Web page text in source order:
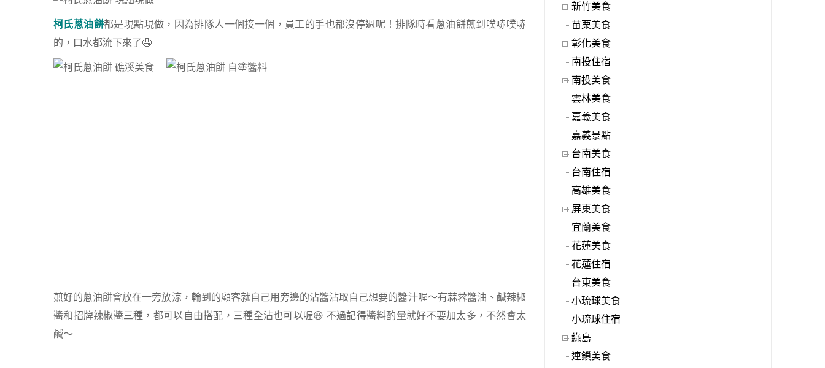
柯氏蔥油餅都是現點現做，因為排隊人一個接一個，員工的手也都沒停過呢！排隊時看蔥油餅煎到噗哧噗哧
的，口水都流下來了🤤
煎好的蔥油餅會放在一旁放涼，輪到的顧客就自己用旁邊的沾醬沾取自己想要的醬汁喔～有蒜蓉醬油、鹹辣椒
醬和招牌辣椒醬三種，都可以自由搭配，三種全沾也可以喔😆 不過記得醬料酌量就好不要加太多，不然會太
鹹～
新竹美食
苗栗美食
彰化美食
南投住宿
南投美食
雲林美食
嘉義美食
嘉義景點
台南美食
台南住宿
高雄美食
屏東美食
宜蘭美食
花蓮美食
花蓮住宿
台東美食
小琉球美食
小琉球住宿
綠島
連鎖美食